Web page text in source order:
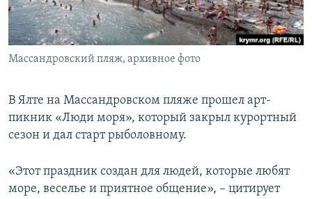
ПОБЕДИТЕЛЕЙ НЕ СУДЯТ?
КРЫМ.НЕПОКОРЕННЫЙ
ELIFBE
ПРИСОЕДИНЯЙТЕСЬ!
Все сайты RFE/RL
Массандровский пляж, архивное фото
В Ялте на Массандровском пляже прошел арт-
пикник «Люди моря», который закрыл курортный
сезон и дал старт рыболовному.
«Этот праздник создан для людей, которые любят
море, веселье и приятное общение», – цитирует